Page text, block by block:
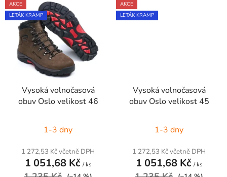
AKCE
LETÁK KRAMP
Vysoká volnočasová
obuv Oslo velikost 46
1-3 dny
1 272,53 Kč včetně DPH
1 051,68 Kč / ks
AKCE
LETÁK KRAMP
Vysoká volnočasová
obuv Oslo velikost 45
1-3 dny
1 272,53 Kč včetně DPH
1 051,68 Kč / ks